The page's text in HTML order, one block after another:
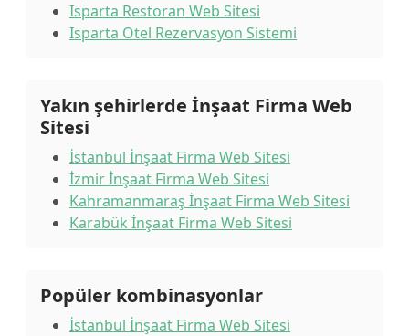
Isparta Restoran Web Sitesi
Isparta Otel Rezervasyon Sistemi
Yakın şehirlerde İnşaat Firma Web
Sitesi
İstanbul İnşaat Firma Web Sitesi
İzmir İnşaat Firma Web Sitesi
Kahramanmaraş İnşaat Firma Web Sitesi
Karabük İnşaat Firma Web Sitesi
Popüler kombinasyonlar
İstanbul İnşaat Firma Web Sitesi